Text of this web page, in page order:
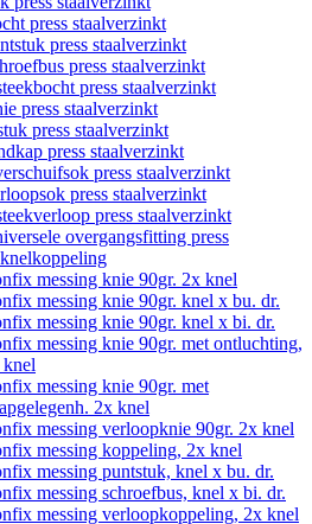
press staalverzinkt
press staalverzinkt
press staalverzinkt
press staalverzinkt
press staalverzinkt
press staalverzinkt
press staalverzinkt
press staalverzinkt
press staalverzinkt
press staalverzinkt
overgangsfitting press
messing knie 90gr. 2x knel
messing knie 90gr. knel x bu. dr.
messing knie 90gr. knel x bi. dr.
messing knie 90gr. met ontluchting,
knel
messing knie 90gr. met
2x knel
messing verloopknie 90gr. 2x knel
messing koppeling, 2x knel
messing puntstuk, knel x bu. dr.
messing schroefbus, knel x bi. dr.
messing verloopkoppeling, 2x knel